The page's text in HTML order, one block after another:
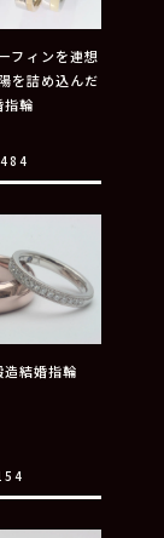
フィンを連想
を詰め込んだ
指輪
結婚指輪